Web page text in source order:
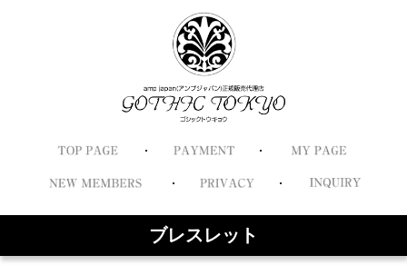
ブレスレット